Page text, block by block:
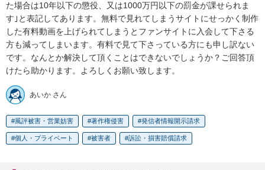
た場合は10年以下の懲役、又は1000万円以下の罰金が課せられま
す｣と表記してあります。無料で見れてしまうサイトにせっかく制作
した有料動画を上げられてしまうとファンサイトに入会して下さる
方も減ってしまいます。有料で見て下さっている方にも申し訳ない
です。なんとか解決して頂くことはできないでしょうか？ご回答頂
けたら助かります。よろしくお願い致します。
あいか さん
風評被害・営業妨害 著作権侵害 発信者情報開示請求
個人・プライベート 被害者 訴訟・損害賠償請求